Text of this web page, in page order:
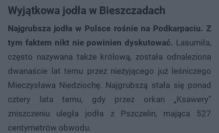
Wyjątkowa jodła w Bieszczadach
Najgrubsza jodła w Polsce rośnie na Podkarpaciu. Z
tym faktem nikt nie powinien dyskutować. Lasumiła,
często nazywana także królową, została odnaleziona
dwanaście lat temu przez nieżyjącego już leśniczego
Mieczysława Niedziochę. Najgrubszą stała się ponad
cztery lata temu, gdy przez orkan „Ksawery”
zniszczeniu uległa jodła z Pszczelin, mająca 527
centymetrów obwodu.